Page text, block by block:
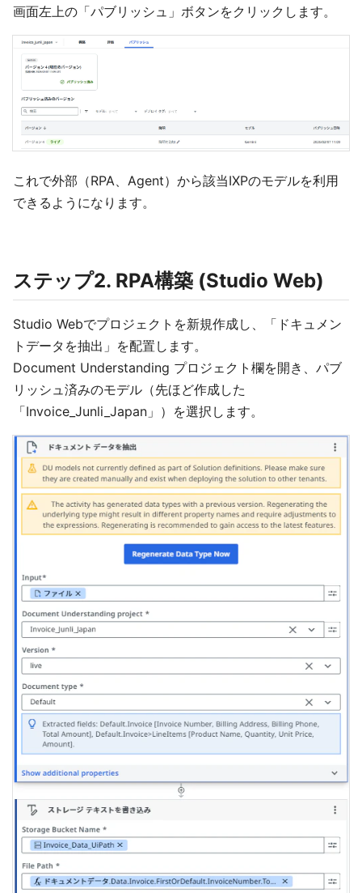
画面左上の「パブリッシュ」ボタンをクリックします。
これで外部（RPA、Agent）から該当IXPのモデルを利用
できるようになります。
ステップ2. RPA構築 (Studio Web)
Studio Webでプロジェクトを新規作成し、「ドキュメン
トデータを抽出」を配置します。
Document Understanding プロジェクト欄を開き、パブ
リッシュ済みのモデル（先ほど作成した
「Invoice_Junli_Japan」）を選択します。